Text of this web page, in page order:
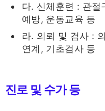
다. 신체훈련 : 관절
예방, 운동교육 등
라. 의뢰 및 검사 :
연계, 기초검사 등
진로 및 수가 등